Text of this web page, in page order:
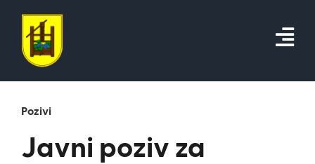
content
Pozivi
Javni poziv za